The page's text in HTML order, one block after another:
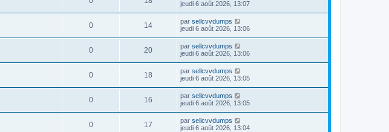
jeudi 6 août 2026, 13:07
0 14 par sellcvvdumps
jeudi 6 août 2026, 13:06
0 20 par sellcvvdumps
jeudi 6 août 2026, 13:06
0 18 par sellcvvdumps
jeudi 6 août 2026, 13:05
0 16 par sellcvvdumps
jeudi 6 août 2026, 13:05
0 17 par sellcvvdumps
jeudi 6 août 2026, 13:04